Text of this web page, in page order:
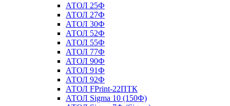
АТОЛ 25Ф
АТОЛ 27Ф
АТОЛ 30Ф
АТОЛ 52Ф
АТОЛ 55Ф
АТОЛ 77Ф
АТОЛ 90Ф
АТОЛ 91Ф
АТОЛ 92Ф
АТОЛ FPrint-22ПТК
АТОЛ Sigma 10 (150Ф)